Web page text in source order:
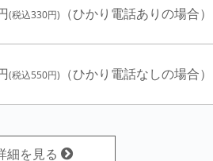
(税込330円) （ひかり電話ありの場合）
(税込550円) （ひかり電話なしの場合）
細を見る